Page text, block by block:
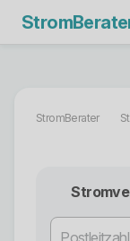
StromBerater